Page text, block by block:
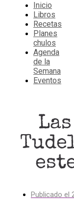
Inicio
Libros
Recetas
Planes
chulos
Agenda
de la
Semana
Eventos
Publicado el